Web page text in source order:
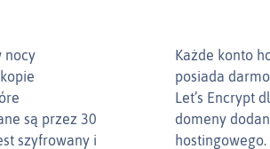
nocy
są przez 30
szyfrowany i
Każde konto
posiada
Let’s Encrypt
domeny
hostingowego.